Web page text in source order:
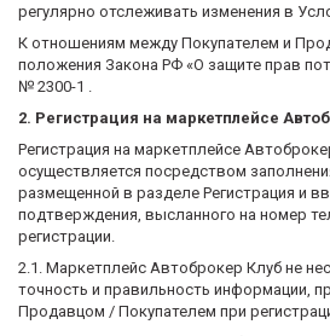
регулярно отслеживать изменения в
К отношениям между Покупателем и
положения Закона РФ «О защите прав
№ 2300-1 .
2. Регистрация на маркетплейсе
Регистрация на маркетплейсе
осуществляется посредством
размещенной в разделе Регистрация и
подтверждения, высланного на номер
регистрации.
2.1. Маркетплейс Автоброкер Клуб не
точность и правильность информации,
Продавцом / Покупателем при